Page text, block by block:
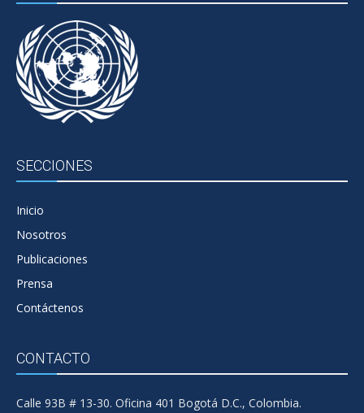
SECCIONES
Inicio
Nosotros
Publicaciones
Prensa
Contáctenos
CONTACTO
Calle 93B # 13-30. Oficina 401 Bogotá D.C., Colombia.